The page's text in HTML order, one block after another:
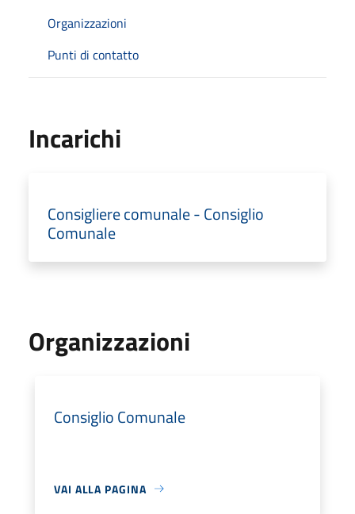
Organizzazioni
Punti di contatto
Incarichi
Consigliere comunale - Consiglio
Comunale
Organizzazioni
Consiglio Comunale
VAI ALLA PAGINA